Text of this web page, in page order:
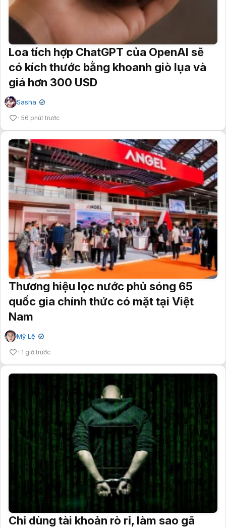
Loa tích hợp ChatGPT của OpenAI sẽ
có kích thước bằng khoanh giò lụa và
giá hơn 300 USD
Sasha ✔
56 phút trước
Thương hiệu lọc nước phủ sóng 65
quốc gia chính thức có mặt tại Việt
Nam
Mỹ Lệ ✔
1 giờ trước
Chỉ dùng tài khoản rò rỉ, làm sao gã